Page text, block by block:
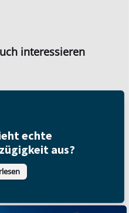
interessieren
echte
aus?